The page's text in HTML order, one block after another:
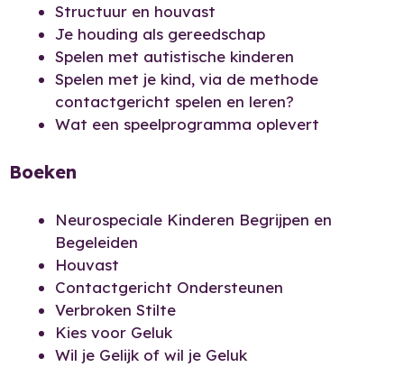
Structuur en houvast
Je houding als gereedschap
Spelen met autistische kinderen
Spelen met je kind, via de methode
contactgericht spelen en leren?
Wat een speelprogramma oplevert
Boeken
Neurospeciale Kinderen Begrijpen en
Begeleiden
Houvast
Contactgericht Ondersteunen
Verbroken Stilte
Kies voor Geluk
Wil je Gelijk of wil je Geluk